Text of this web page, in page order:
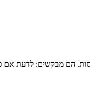
של כ-120 מ”ר ומרפסת גדולה, מגדל שעבר